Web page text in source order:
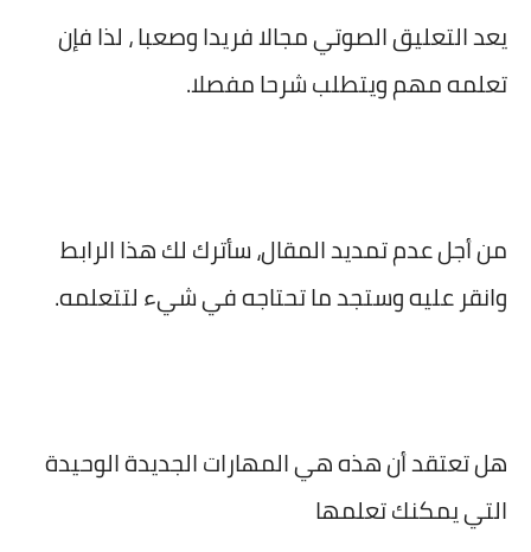
يعد التعليق الصوتي مجالا فريدا وصعبا ، لذا فإن
تعلمه مهم ويتطلب شرحا مفصلا.
من أجل عدم تمديد المقال، سأترك لك هذا الرابط
وانقر عليه وستجد ما تحتاجه في شيء لتتعلمه.
هل تعتقد أن هذه هي المهارات الجديدة الوحيدة
التي يمكنك تعلمها